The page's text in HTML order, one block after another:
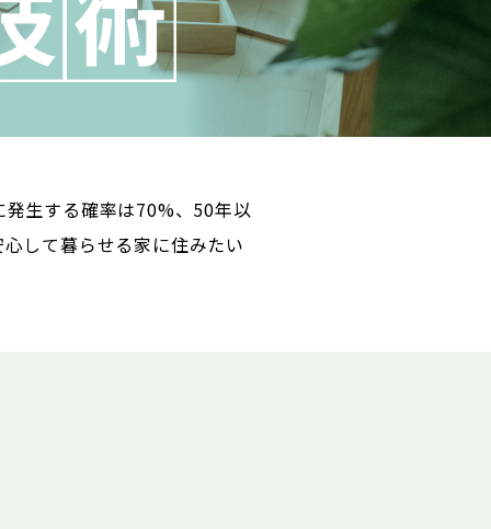
生する確率は70%、50年以
して暮らせる家に住みたい